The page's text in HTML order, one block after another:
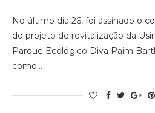
No último dia 26, foi assinado o
do projeto de revitalização da
Parque Ecológico Diva Paim
como…